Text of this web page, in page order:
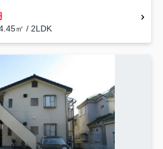
㎡ / 2LDK